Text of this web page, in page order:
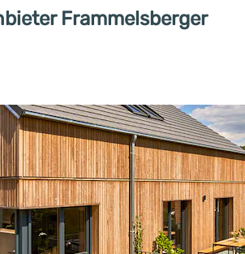
Frammelsberger